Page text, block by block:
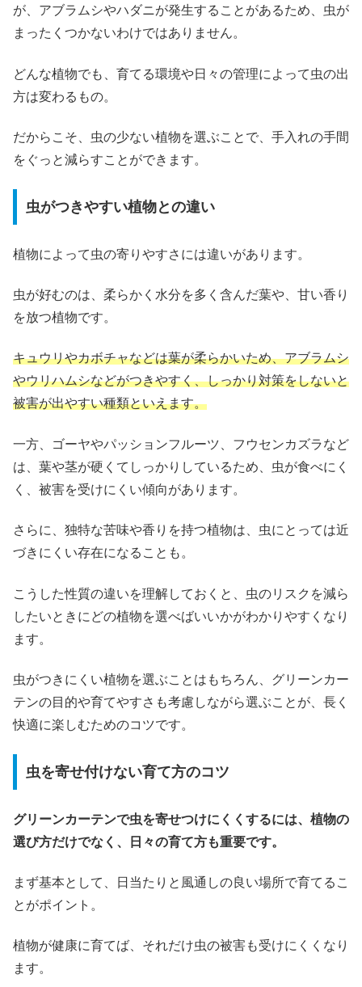
が、アブラムシやハダニが発生することがあるため、虫が
まったくつかないわけではありません。
どんな植物でも、育てる環境や日々の管理によって虫の出
方は変わるもの。
だからこそ、虫の少ない植物を選ぶことで、手入れの手間
をぐっと減らすことができます。
虫がつきやすい植物との違い
植物によって虫の寄りやすさには違いがあります。
虫が好むのは、柔らかく水分を多く含んだ葉や、甘い香り
を放つ植物です。
キュウリやカボチャなどは葉が柔らかいため、アブラムシ
やウリハムシなどがつきやすく、しっかり対策をしないと
被害が出やすい種類といえます。
一方、ゴーヤやパッションフルーツ、フウセンカズラなど
は、葉や茎が硬くてしっかりしているため、虫が食べにく
く、被害を受けにくい傾向があります。
さらに、独特な苦味や香りを持つ植物は、虫にとっては近
づきにくい存在になることも。
こうした性質の違いを理解しておくと、虫のリスクを減ら
したいときにどの植物を選べばいいかがわかりやすくなり
ます。
虫がつきにくい植物を選ぶことはもちろん、グリーンカー
テンの目的や育てやすさも考慮しながら選ぶことが、長く
快適に楽しむためのコツです。
虫を寄せ付けない育て方のコツ
グリーンカーテンで虫を寄せつけにくくするには、植物の
選び方だけでなく、日々の育て方も重要です。
まず基本として、日当たりと風通しの良い場所で育てるこ
とがポイント。
植物が健康に育てば、それだけ虫の被害も受けにくくなり
ます。